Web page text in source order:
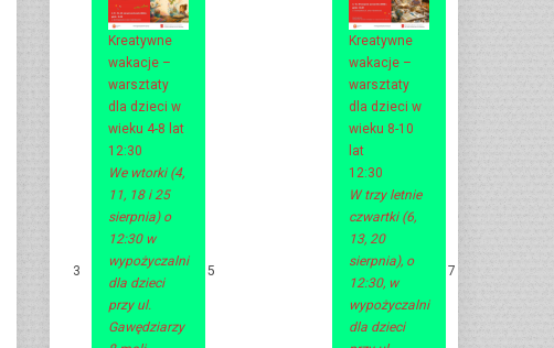
3
Kreatywne
wakacje –
warsztaty
dla dzieci w
wieku 4-8 lat
12:30
We wtorki (4,
11, 18 i 25
sierpnia) o
12:30 w
wypożyczalni
dla dzieci
przy ul.
Gawędziarzy
5
Kreatywne
wakacje –
warsztaty
dla dzieci w
wieku 8-10
lat
12:30
W trzy letnie
czwartki (6,
13, 20
sierpnia), o
12:30, w
wypożyczalni
dla dzieci
7